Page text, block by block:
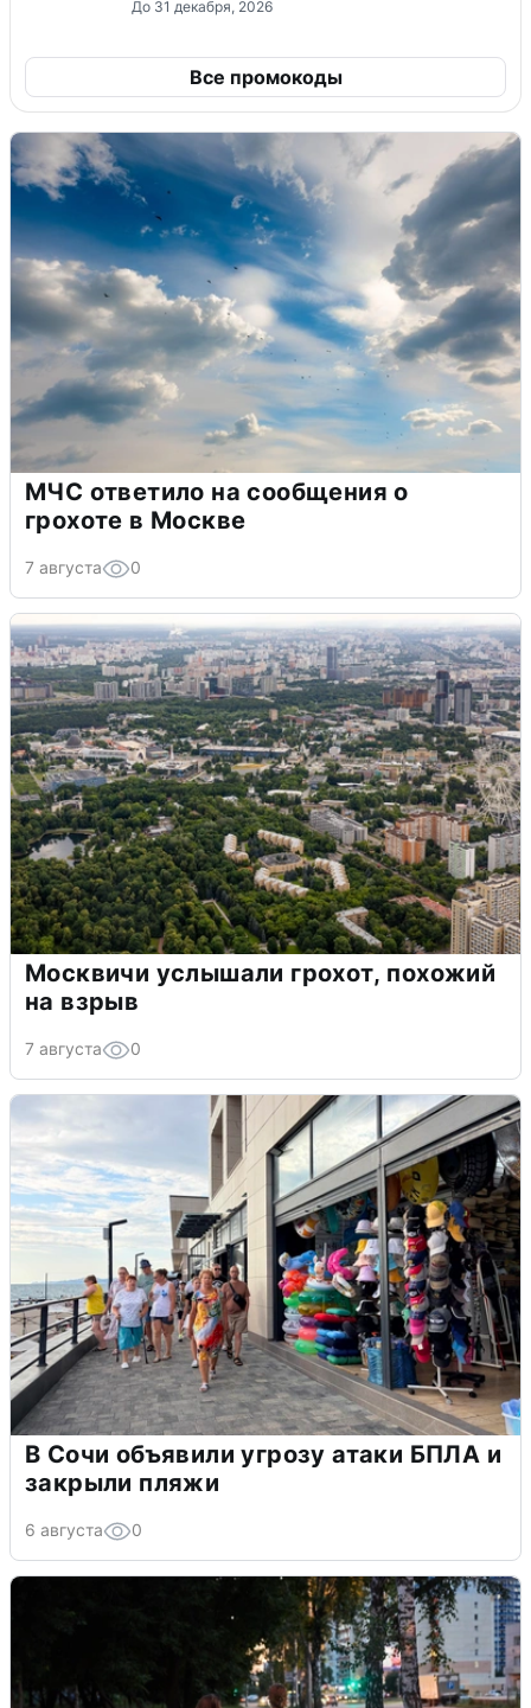
До 31 декабря, 2026
Все промокоды
МЧС ответило на сообщения о
грохоте в Москве
7 августа 0
Москвичи услышали грохот, похожий
на взрыв
7 августа 0
В Сочи объявили угрозу атаки БПЛА и
закрыли пляжи
6 августа 0